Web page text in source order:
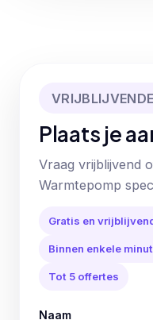
Plaats je
Vraag vrijblijvend
Warmtepomp
Gratis en
Binnen enkele
Tot 5 offertes
Naam